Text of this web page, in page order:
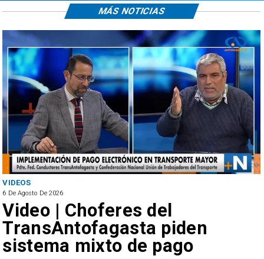
ANTOFAGASTA
6 De Agosto De 2026
SERNAC oficia a Bipay tras
reclamos por cobros
irregulares en el transporte
MÁS NOTICIAS